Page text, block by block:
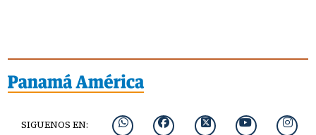
SIGUENOS EN: